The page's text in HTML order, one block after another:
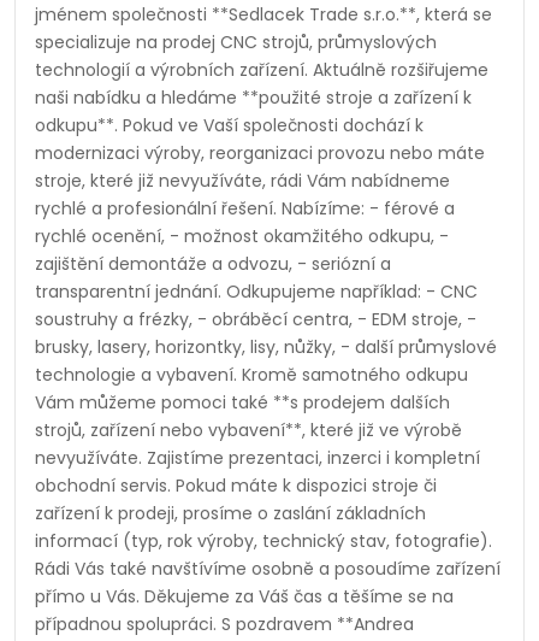
d
k
u
jménem společnosti **Sedlacek Trade s.r.o.**, která se
specializuje na prodej CNC strojů, průmyslových
technologií a výrobních zařízení. Aktuálně rozšiřujeme
naši nabídku a hledáme **použité stroje a zařízení k
odkupu**. Pokud ve Vaší společnosti dochází k
modernizaci výroby, reorganizaci provozu nebo máte
stroje, které již nevyužíváte, rádi Vám nabídneme
rychlé a profesionální řešení. Nabízíme: - férové a
rychlé ocenění, - možnost okamžitého odkupu, -
zajištění demontáže a odvozu, - seriózní a
transparentní jednání. Odkupujeme například: - CNC
soustruhy a frézky, - obráběcí centra, - EDM stroje, -
brusky, lasery, horizontky, lisy, nůžky, - další průmyslové
technologie a vybavení. Kromě samotného odkupu
Vám můžeme pomoci také **s prodejem dalších
strojů, zařízení nebo vybavení**, které již ve výrobě
nevyužíváte. Zajistíme prezentaci, inzerci i kompletní
obchodní servis. Pokud máte k dispozici stroje či
zařízení k prodeji, prosíme o zaslání základních
informací (typ, rok výroby, technický stav, fotografie).
Rádi Vás také navštívíme osobně a posoudíme zařízení
přímo u Vás. Děkujeme za Váš čas a těšíme se na
případnou spolupráci. S pozdravem **Andrea